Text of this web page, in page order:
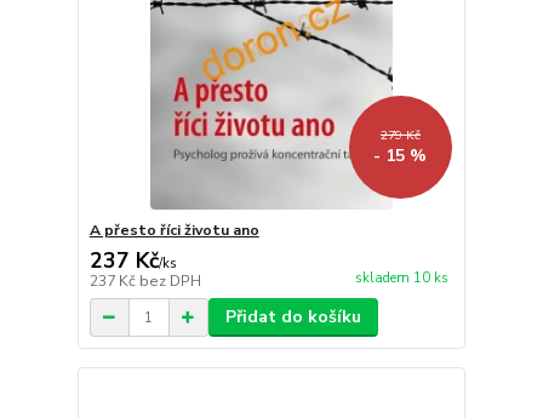
279 Kč
- 15 %
A přesto říci životu ano
237 Kč/ks
237 Kč bez DPH skladem 10 ks
Přidat do košíku